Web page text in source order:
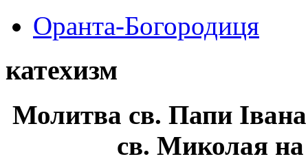
Оранта-Богородиця
катехизм
Молитва св. Папи
св. Миколая на